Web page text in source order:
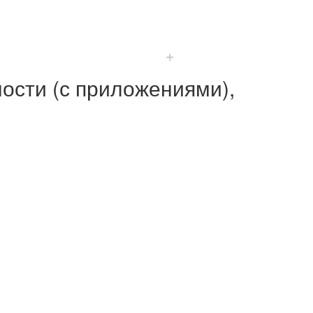
+
(с приложениями),